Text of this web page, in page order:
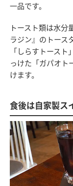
一品です。
トースト類は水
ラジン』のトース
「しらすトース
っけた「ガパオト
けます。
食後は自家製ス